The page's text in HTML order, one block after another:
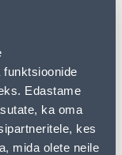
Edastame
ka oma
kes
mida olete neile
мощную
приятные